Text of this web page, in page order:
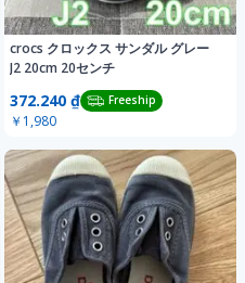
crocs クロックス サンダル グレー
J2 20cm 20センチ
372.240 ₫ Freeship
￥1,980